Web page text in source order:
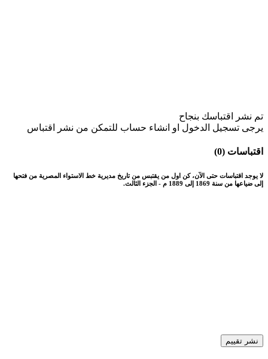
تم نشر اقتباسك بنجاح
يرجى تسجيل الدخول او انشاء حساب للتمكن من نشر اقتباس
اقتباسات (0)
لا يوجد اقتباسات حتى الآن، كن اول من يقتبس من تاريخ مديرية خط الاستواء المصرية من فتحها
إلى ضياعها من سنة 1869 إلى 1889 م - الجزء الثالث.
نشر تقييم